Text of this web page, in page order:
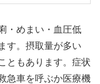
・めまい・血圧低
す。摂取量が多い
ともあります。症状
急車を呼ぶか医療機